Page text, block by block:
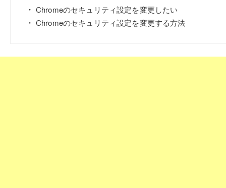
Chromeのセキュリティ設定を変更したい
Chromeのセキュリティ設定を変更する方法